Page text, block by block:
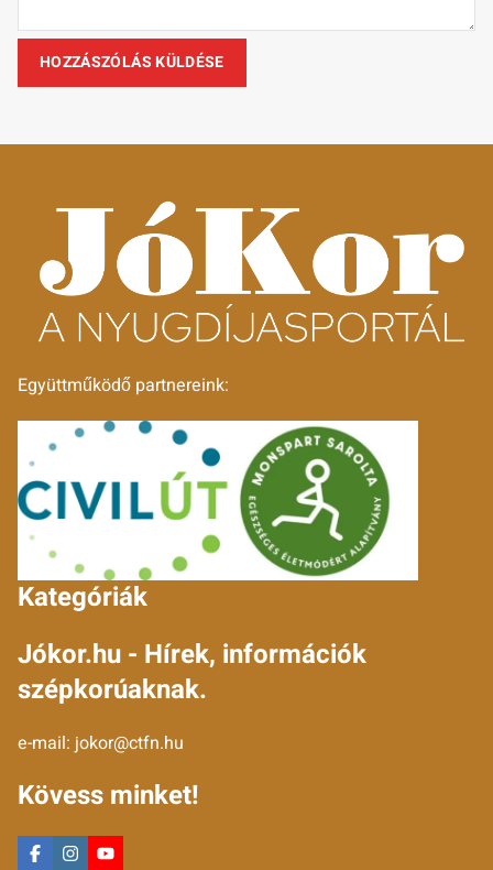
Együttműködő partnereink:
Kategóriák
Jókor.hu - Hírek, információk
szépkorúaknak.
e-mail: jokor@ctfn.hu
Kövess minket!